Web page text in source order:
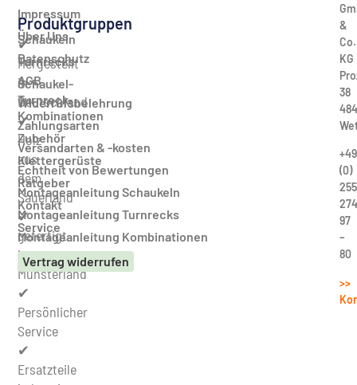
✔
Hergestellt
in
Deutschland
✔
Holz
aus
dem
Sauerland
✔
gefertigt
im
Münsterland
✔
Persönlicher
Service
✔
Ersatzteile
Impressum
Über Uns
Datenschutz
AGB
Widerrufsbelehrung
Zahlungsarten
Versandarten & -kosten
Echtheit von Bewertungen
Montageanleitung Schaukeln
Montageanleitung Turnrecks
Montageanleitung Kombinationen
Vertrag widerrufen
Produktgruppen
Schaukeln
Turnrecks
Schaukel-
Turnreck-
Kombinationen
Zubehör
Klettergerüste
Ratgeber
Kontakt
Service
&
Co.
KG
38
+49
(0)
274
97
–
80
>>